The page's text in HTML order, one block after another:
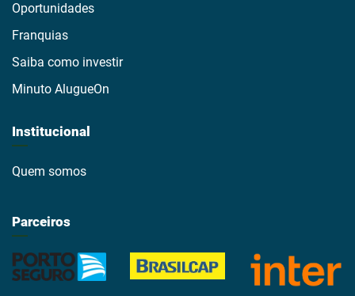
Oportunidades
Franquias
Saiba como investir
Minuto AlugueOn
Institucional
Quem somos
Parceiros